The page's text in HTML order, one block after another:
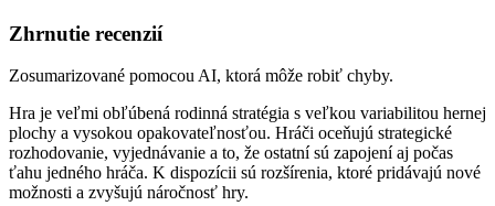
Zhrnutie recenzií
Zosumarizované pomocou AI, ktorá môže robiť chyby.
Hra je veľmi obľúbená rodinná stratégia s veľkou variabilitou hernej
plochy a vysokou opakovateľnosťou. Hráči oceňujú strategické
rozhodovanie, vyjednávanie a to, že ostatní sú zapojení aj počas
ťahu jedného hráča. K dispozícii sú rozšírenia, ktoré pridávajú nové
možnosti a zvyšujú náročnosť hry.